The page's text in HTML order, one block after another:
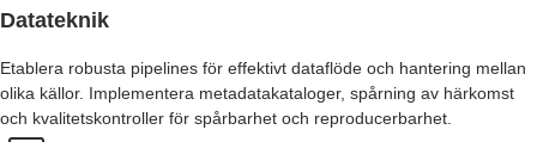
Datateknik
Etablera robusta pipelines för effektivt dataflöde och hantering mellan
olika källor. Implementera metadatakataloger, spårning av härkomst
och kvalitetskontroller för spårbarhet och reproducerbarhet.